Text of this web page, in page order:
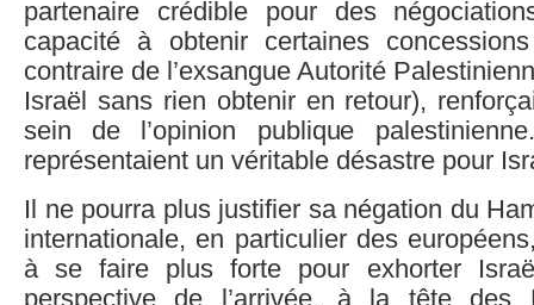
partenaire crédible pour des
capacité à obtenir certaines
contraire de l’exsangue Autorité
Israël sans rien obtenir en retour),
sein de l’opinion publique
représentaient un véritable désastre pour
Il ne pourra plus justifier sa négation du
internationale, en particulier des
à se faire plus forte pour exhorter
perspective de l’arrivée, à la tête des